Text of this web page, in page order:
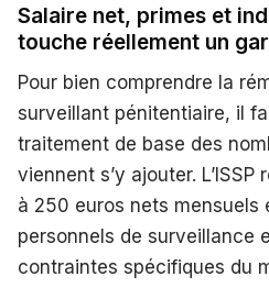
Salaire net, primes et
touche réellement un
Pour bien comprendre la
surveillant pénitentiaire, il
traitement de base des
viennent s’y ajouter.
à 250 euros nets mensuels
personnels de surveillance
contraintes spécifiques du